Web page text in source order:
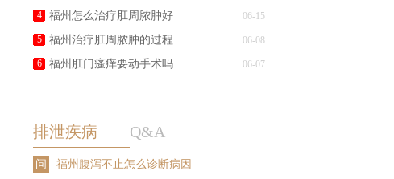
06-15
4 福州怎么治疗肛周脓肿好
06-08
5 福州治疗肛周脓肿的过程
06-07
6 福州肛门瘙痒要动手术吗
排泄疾病 Q&A
问
福州腹泻不止怎么诊断病因